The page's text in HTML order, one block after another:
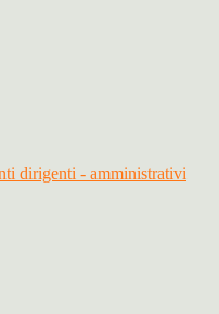
dirigenti - amministrativi